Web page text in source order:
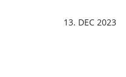
13. DEC 2023